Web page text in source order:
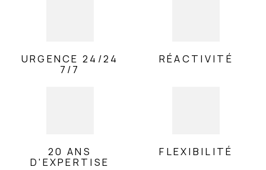
URGENCE 24/24
7/7
RÉACTIVITÉ
20 ANS
D'EXPERTISE
FLEXIBILITÉ